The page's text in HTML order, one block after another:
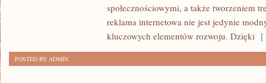
społecznościowymi, a także tworzeniem
reklama internetowa nie jest jedynie
kluczowych elementów rozwoju. Dzięki [
POSTED BY ADMIN